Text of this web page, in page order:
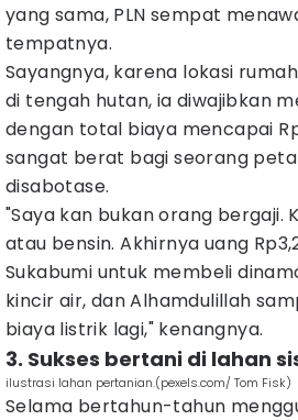
yang sama, PLN sempat
tempatnya.
Sayangnya, karena lokasi
di tengah hutan, ia diwajibkan
dengan total biaya mencapai
sangat berat bagi seorang
disabotase.
"Saya kan bukan orang bergaji.
atau bensin. Akhirnya uang
Sukabumi untuk membeli
kincir air, dan Alhamdulillah
biaya listrik lagi," kenangnya.
3. Sukses bertani di lahan
ilustrasi lahan pertanian.(pexels.com/ Tom Fisk)
Selama bertahun-tahun